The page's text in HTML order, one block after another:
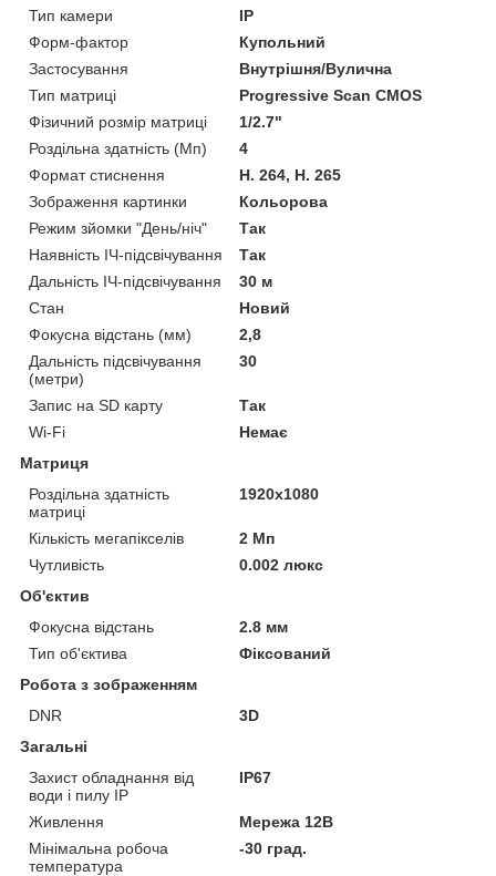
Тип камери
IP
Форм-фактор
Купольний
Застосування
Внутрішня/Вулична
Тип матриці
Progressive Scan CMOS
Фізичний розмір матриці
1/2.7"
Роздільна здатність (Мп)
4
Формат стиснення
H. 264, H. 265
Зображення картинки
Кольорова
Режим зйомки "День/ніч"
Так
Наявність ІЧ-підсвічування
Так
Дальність ІЧ-підсвічування
30 м
Стан
Новий
Фокусна відстань (мм)
2,8
Дальність підсвічування
(метри)
30
Запис на SD карту
Так
Wi-Fi
Немає
Матриця
Роздільна здатність
матриці
1920x1080
Кількість мегапікселів
2 Мп
Чутливість
0.002 люкс
Об'єктив
Фокусна відстань
2.8 мм
Тип об'єктива
Фіксований
Робота з зображенням
DNR
3D
Загальні
Захист обладнання від
води і пилу IP
IP67
Живлення
Мережа 12В
Мінімальна робоча
температура
-30 град.